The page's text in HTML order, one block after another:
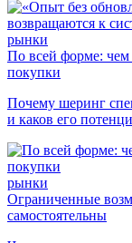
рынки
По всей форме: чем
покупки
Почему шеринг
и каков его
рынки
Ограниченные
самостоятельны